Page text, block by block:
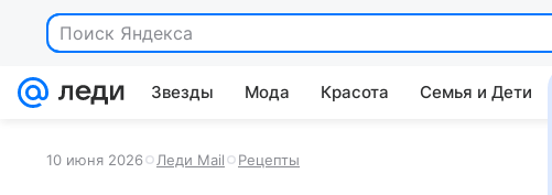
Поиск Яндекса
Звезды Мода Красота Семья и Дети
10 июня 2026 Леди Mail Рецепты